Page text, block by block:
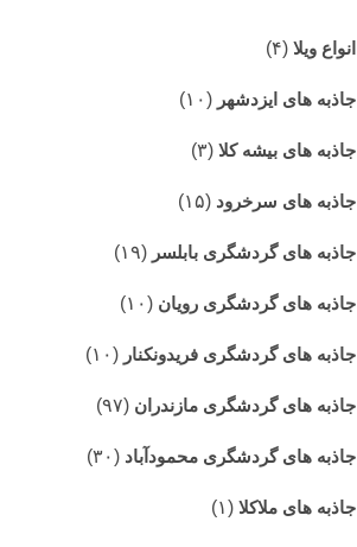
انواع ویلا (۴)
جاذبه های ایزدشهر (۱۰)
جاذبه های بیشه کلا (۳)
جاذبه های سرخرود (۱۵)
جاذبه های گردشگری بابلسر (۱۹)
جاذبه های گردشگری رویان (۱۰)
جاذبه های گردشگری فریدونکنار (۱۰)
جاذبه های گردشگری مازندران (۹۷)
جاذبه های گردشگری محمودآباد (۳۰)
جاذبه های ملاکلا (۱)